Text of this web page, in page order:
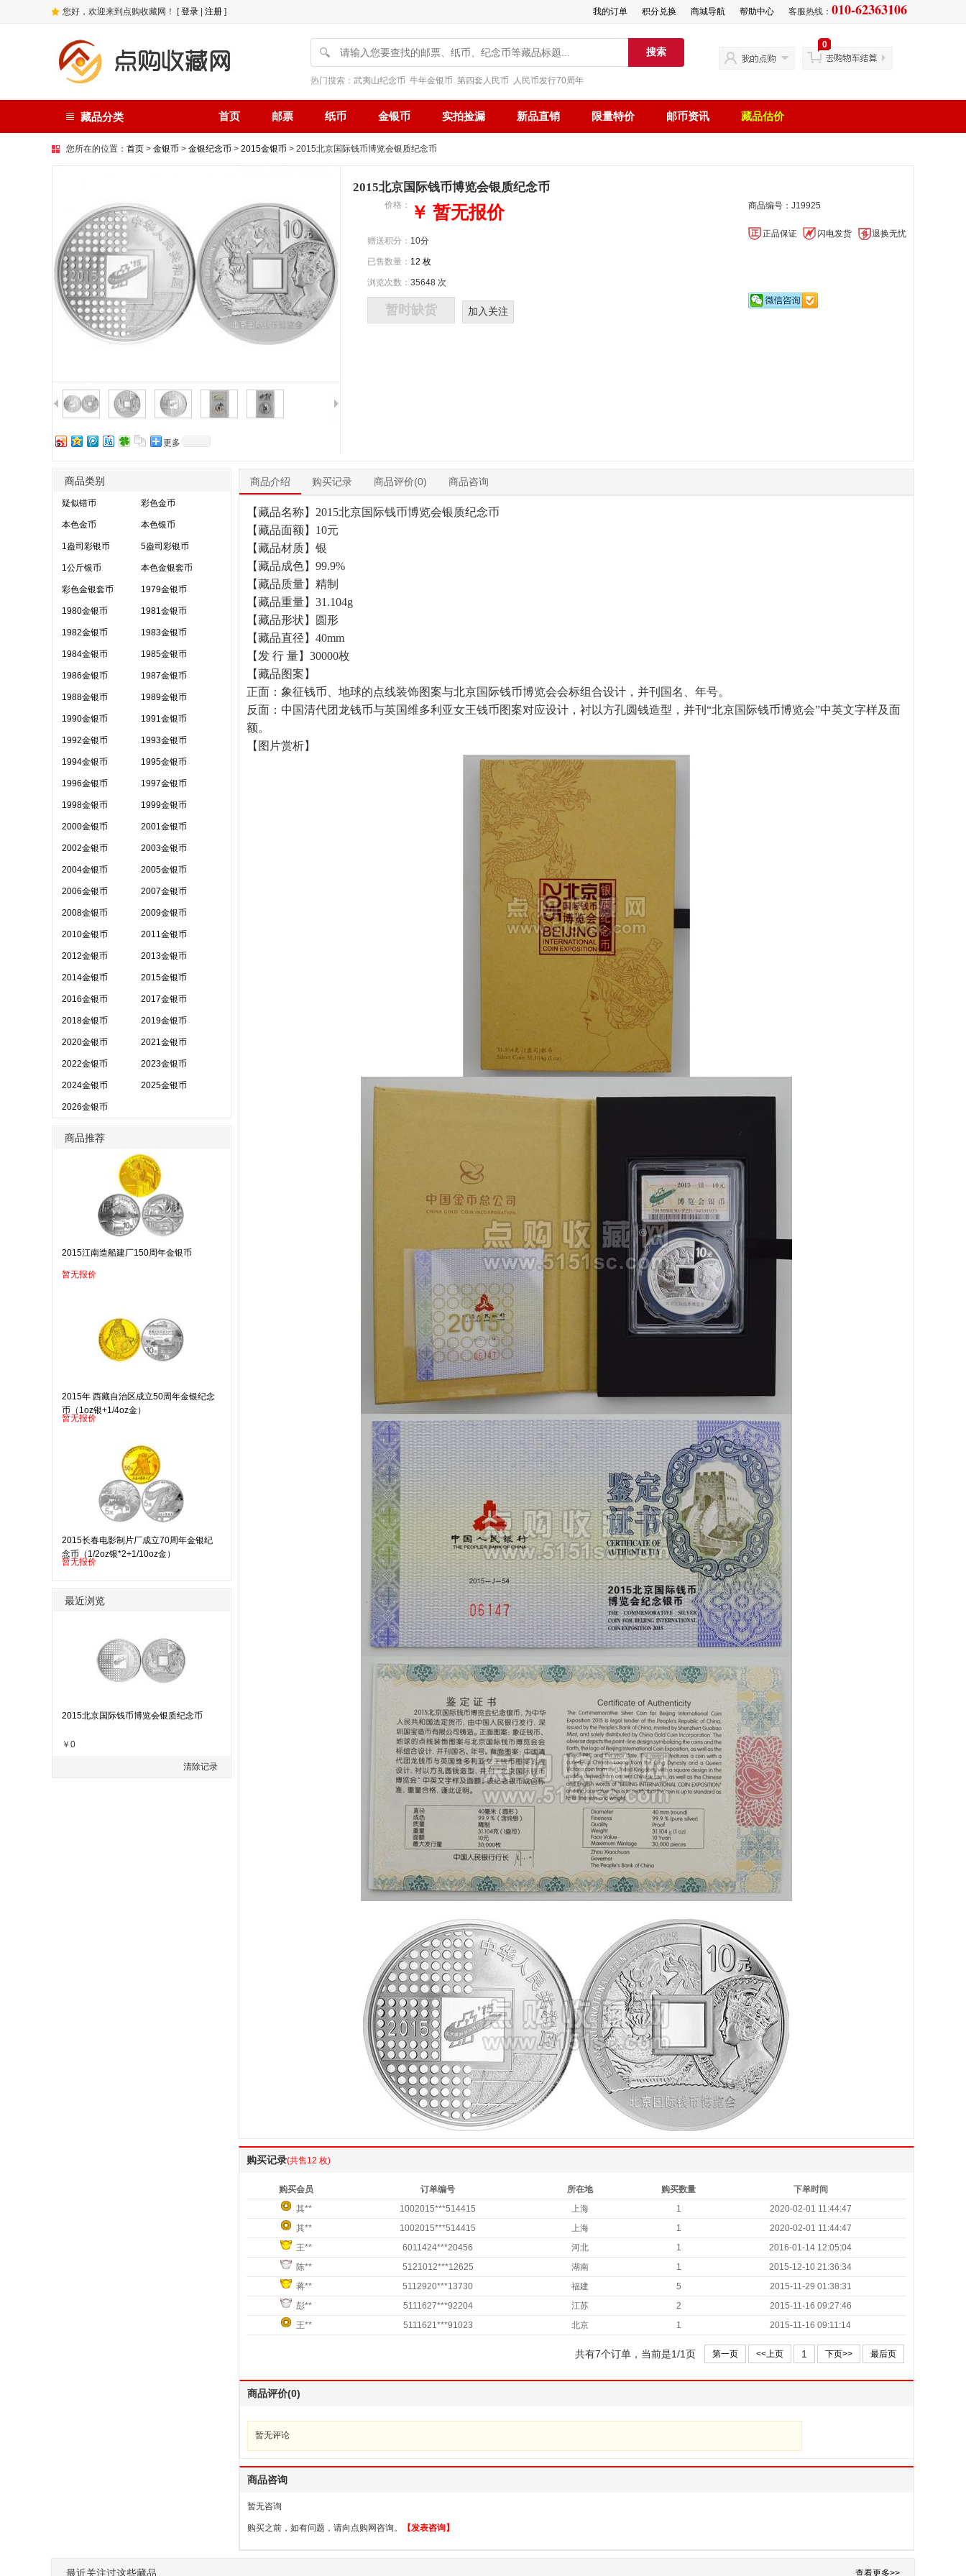
您好，欢迎来到点购收藏网！ [登录 注册 ] 客服热线： 010-62363106
帮助中心
商城导航
积分兑换
我的订单
🔍 搜索
热门搜索： 武夷山纪念币 牛年金银币 第四套人民币 人民币发行70周年
0
藏品分类 首页 邮票 纸币 金银币 实拍捡漏 新品直销 限量特价 邮币资讯 藏品估价
您所在的位置： 首页 > 金银币 > 金银纪念币 > 2015金银币 > 2015北京国际钱币博览会银质纪念币
更多
2015北京国际钱币博览会银质纪念币
价格： ￥ 暂无报价
赠送积分： 10分
已售数量： 12 枚
浏览次数： 35648 次
暂时缺货 加入关注
商品编号：J19925
正品保证 闪电发货 退换无忧
商品类别
疑似错币 彩色金币
本色金币 本色银币
1盎司彩银币 5盎司彩银币
1公斤银币 本色金银套币
彩色金银套币 1979金银币
1980金银币 1981金银币
1982金银币 1983金银币
1984金银币 1985金银币
1986金银币 1987金银币
1988金银币 1989金银币
1990金银币 1991金银币
1992金银币 1993金银币
1994金银币 1995金银币
1996金银币 1997金银币
1998金银币 1999金银币
2000金银币 2001金银币
2002金银币 2003金银币
2004金银币 2005金银币
2006金银币 2007金银币
2008金银币 2009金银币
2010金银币 2011金银币
2012金银币 2013金银币
2014金银币 2015金银币
2016金银币 2017金银币
2018金银币 2019金银币
2020金银币 2021金银币
2022金银币 2023金银币
2024金银币 2025金银币
2026金银币
商品推荐
2015江南造船建厂150周年金银币
暂无报价
2015年 西藏自治区成立50周年金银纪念
币（1oz银+1/4oz金）
暂无报价
2015长春电影制片厂成立70周年金银纪
念币（1/2oz银*2+1/10oz金）
暂无报价
最近浏览
2015北京国际钱币博览会银质纪念币
￥0
清除记录
商品介绍 购买记录 商品评价(0) 商品咨询
【藏品名称】2015北京国际钱币博览会银质纪念币
【藏品面额】10元
【藏品材质】银
【藏品成色】99.9%
【藏品质量】精制
【藏品重量】31.104g
【藏品形状】圆形
【藏品直径】40mm
【发 行 量】30000枚
【藏品图案】
正面：象征钱币、地球的点线装饰图案与北京国际钱币博览会会标组合设计，并刊国名、年号。
反面：中国清代团龙钱币与英国维多利亚女王钱币图案对应设计，衬以方孔圆钱造型，并刊“北京国际钱币博览会”中英文字样及面
额。
【图片赏析】
购买记录(共售12 枚)
购买会员 订单编号 所在地 购买数量
下单时间
其**
1002015***514415 上海 1
2020-02-01 11:44:47
其**
1002015***514415 上海 1
2020-02-01 11:44:47
王**
6011424***20456 河北 1
2016-01-14 12:05:04
陈**
5121012***12625 湖南 1
2015-12-10 21:36:34
蒋**
5112920***13730 福建 5
2015-11-29 01:38:31
彭**
5111627***92204 江苏 2
2015-11-16 09:27:46
王**
5111621***91023 北京 1 2015-11-16 09:11:14
共有7个订单，当前是1/1页 第一页 <<上页 1 下页>> 最后页
商品评价(0)
暂无评论
商品咨询
暂无咨询
购买之前，如有问题，请向点购网咨询。 【发表咨询】
查看更多>>
最近关注过这些藏品